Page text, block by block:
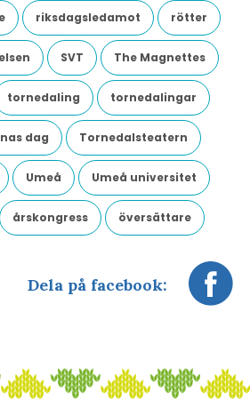
riksdagsledamot rötter
SVT The Magnettes
tornedaling tornedalingar
dag Tornedalsteatern
Umeå Umeå universitet
årskongress översättare
Dela på facebook: